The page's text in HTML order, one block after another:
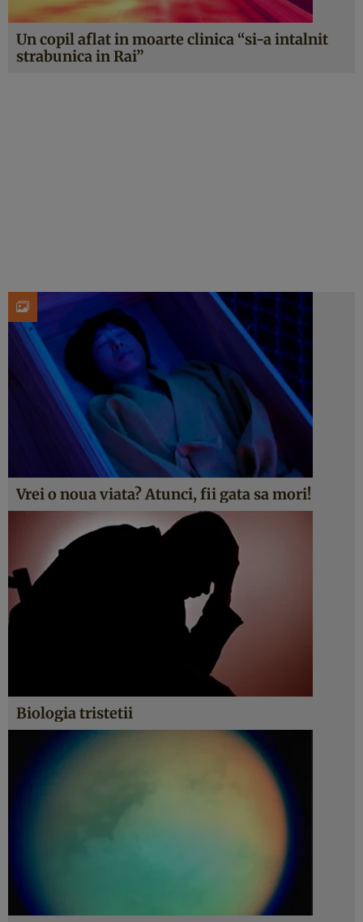
Un copil aflat in moarte clinica “si-a intalnit
strabunica in Rai”
Vrei o noua viata? Atunci, fii gata sa mori!
Biologia tristetii